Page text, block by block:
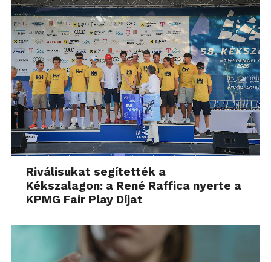
Riválisukat segítették a
Kékszalagon: a René Raffica nyerte a
KPMG Fair Play Díjat